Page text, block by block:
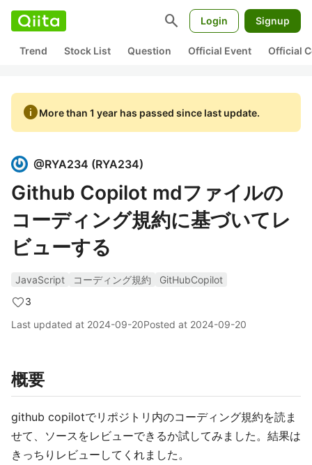
search Login Signup
Trend Stock List Question Official Event Official
infoMore than 1 year has passed since last update.
@RYA234 (RYA234)
Github Copilot mdファイルの
コーディング規約に基づいてレ
ビューする
JavaScript コーディング規約
GitHubCopilot
3
Last updated at 2024-09-20Posted at 2024-09-20
概要
github copilotでリポジトリ内のコーディング規約を読ま
せて、ソースをレビューできるか試してみました。結果は
きっちりレビューしてくれました。